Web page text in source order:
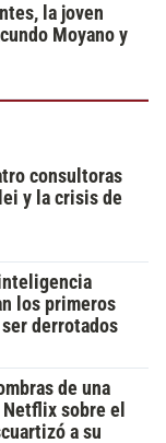
la joven
Moyano y
consultoras
y la crisis de
los primeros
derrotados
de una
sobre el
a su